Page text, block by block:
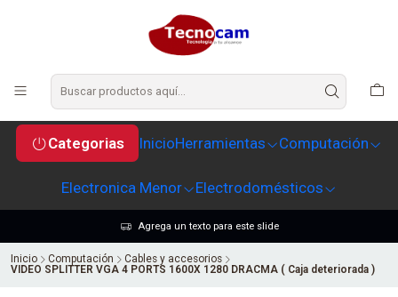
Categorias InicioHerramientas Computación
Electronica Menor Electrodomésticos
Agrega un texto para este slide
Inicio Computación
Cables y accesorios
VIDEO SPLITTER VGA 4 PORTS 1600X 1280 DRACMA ( Caja deteriorada )